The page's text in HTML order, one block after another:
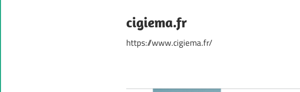
cigiema.fr
https://www.cigiema.fr/